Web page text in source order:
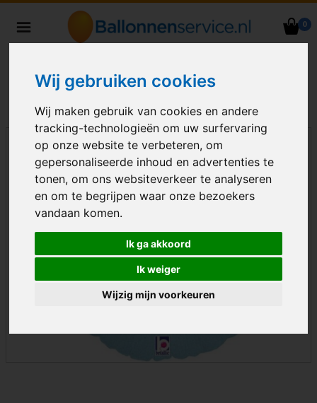
Wij gebruiken cookies
Wij maken gebruik van cookies en andere
tracking-technologieën om uw surfervaring
op onze website te verbeteren, om
gepersonaliseerde inhoud en advertenties te
tonen, om ons websiteverkeer te analyseren
en om te begrijpen waar onze bezoekers
vandaan komen.
Ik ga akkoord
Ik weiger
Wijzig mijn voorkeuren
0
Nederland